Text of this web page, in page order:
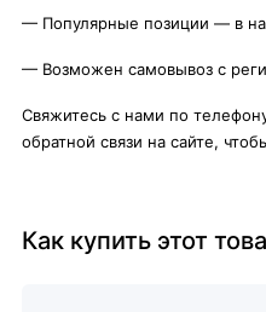
— Популярные позиции — в
— Возможен самовывоз с
Свяжитесь с нами по
обратной связи на сайте,
Как купить этот